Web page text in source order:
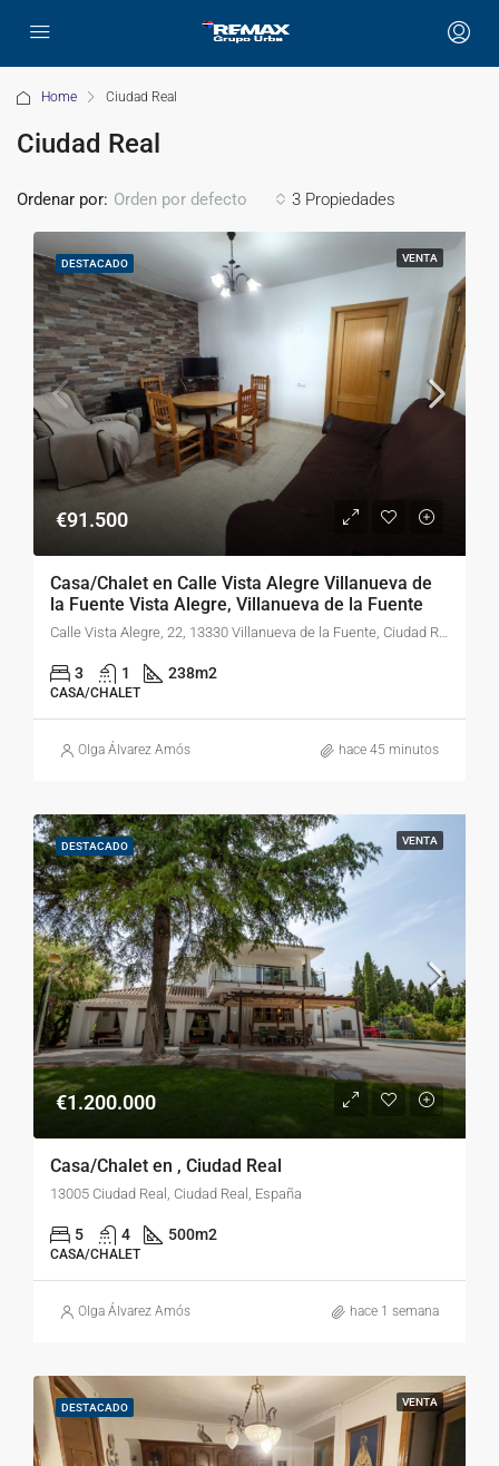
Home Ciudad Real
Ciudad Real
3 Propiedades
Ordenar por: Orden por defecto
DESTACADO VENTA
€91.500
Casa/Chalet en Calle Vista Alegre Villanueva de
la Fuente Vista Alegre, Villanueva de la Fuente
Calle Vista Alegre, 22, 13330 Villanueva de la Fuente, Ciudad Real, España
3 1 238m2
CASA/CHALET
Olga Álvarez Amós hace 45 minutos
DESTACADO VENTA
€1.200.000
Casa/Chalet en , Ciudad Real
13005 Ciudad Real, Ciudad Real, España
5 4 500m2
CASA/CHALET
Olga Álvarez Amós hace 1 semana
DESTACADO VENTA